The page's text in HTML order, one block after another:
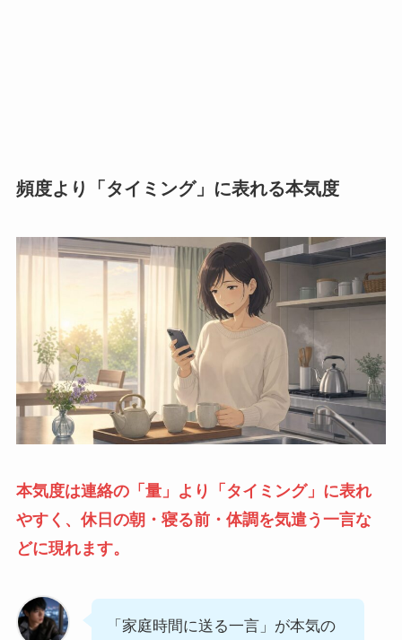
頻度より「タイミング」に表れる本気度
本気度は連絡の「量」より「タイミング」に表れ
やすく、休日の朝・寝る前・体調を気遣う一言な
どに現れます。
「家庭時間に送る一言」が本気の